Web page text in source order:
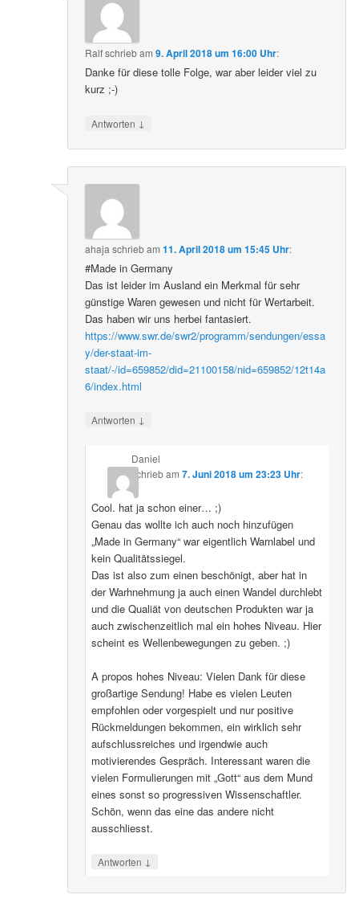
Ralfschriebam9. April 2018 um 16:00 Uhr:
Danke für diese tolle Folge, war aber leider viel zu
kurz ;-)
Antworten ↓
ahaja schriebam11. April 2018 um 15:45 Uhr:
#Made in Germany
Das ist leider im Ausland ein Merkmal für sehr
günstige Waren gewesen und nicht für Wertarbeit.
Das haben wir uns herbei fantasiert.
https://www.swr.de/swr2/programm/sendungen/essa
y/der-staat-im-
staat/-/id=659852/did=21100158/nid=659852/12t14a
6/index.html
Antworten ↓
Daniel
schriebam 7. Juni 2018 um 23:23 Uhr:
Cool. hat ja schon einer… ;)
Genau das wollte ich auch noch hinzufügen
„Made in Germany“ war eigentlich Warnlabel und
kein Qualitätssiegel.
Das ist also zum einen beschönigt, aber hat in
der Warhnehmung ja auch einen Wandel durchlebt
und die Qualiät von deutschen Produkten war ja
auch zwischenzeitlich mal ein hohes Niveau. Hier
scheint es Wellenbewegungen zu geben. ;)
A propos hohes Niveau: Vielen Dank für diese
großartige Sendung! Habe es vielen Leuten
empfohlen oder vorgespielt und nur positive
Rückmeldungen bekommen, ein wirklich sehr
aufschlussreiches und irgendwie auch
motivierendes Gespräch. Interessant waren die
vielen Formulierungen mit „Gott“ aus dem Mund
eines sonst so progressiven Wissenschaftler.
Schön, wenn das eine das andere nicht
ausschliesst.
Antworten ↓